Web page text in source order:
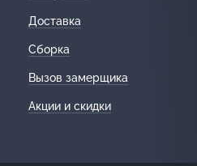
Доставка
Сборка
Вызов замерщика
Акции и скидки